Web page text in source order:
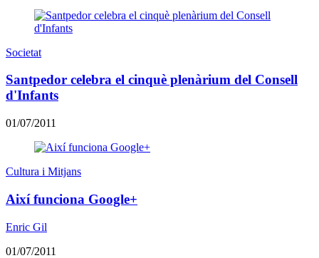
Societat
Santpedor celebra el cinquè plenàrium del Consell
d'Infants
01/07/2011
Cultura i Mitjans
Així funciona Google+
Enric Gil
01/07/2011